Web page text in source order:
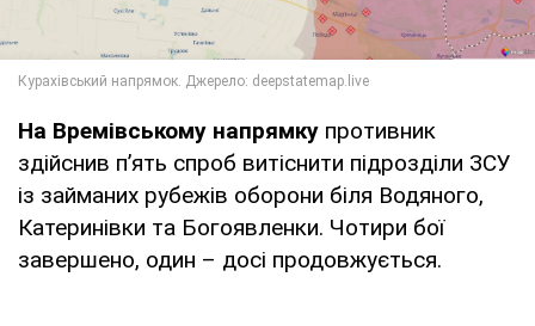
На Времівському напрямку противник
здійснив п’ять спроб витіснити підрозділи ЗСУ
із займаних рубежів оборони біля Водяного,
Катеринівки та Богоявленки. Чотири бої
завершено, один – досі продовжується.